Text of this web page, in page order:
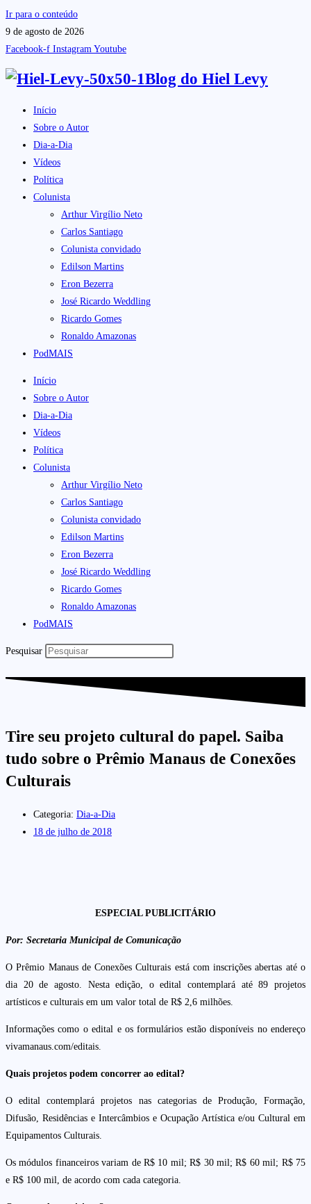
Ir para o conteúdo
9 de agosto de 2026
Facebook-f Instagram Youtube
Blog do Hiel Levy
Início
Sobre o Autor
Dia-a-Dia
Vídeos
Política
Colunista
Arthur Virgílio Neto
Carlos Santiago
Colunista convidado
Edilson Martins
Eron Bezerra
José Ricardo Weddling
Ricardo Gomes
Ronaldo Amazonas
PodMAIS
Início
Sobre o Autor
Dia-a-Dia
Vídeos
Política
Colunista
Arthur Virgílio Neto
Carlos Santiago
Colunista convidado
Edilson Martins
Eron Bezerra
José Ricardo Weddling
Ricardo Gomes
Ronaldo Amazonas
PodMAIS
Pesquisar
Tire seu projeto cultural do papel. Saiba
tudo sobre o Prêmio Manaus de Conexões
Culturais
Categoria: Dia-a-Dia
18 de julho de 2018
ESPECIAL PUBLICITÁRIO
Por: Secretaria Municipal de Comunicação
O Prêmio Manaus de Conexões Culturais está com inscrições abertas até o
dia 20 de agosto. Nesta edição, o edital contemplará até 89 projetos
artísticos e culturais em um valor total de R$ 2,6 milhões.
Informações como o edital e os formulários estão disponíveis no endereço
vivamanaus.com/editais.
Quais projetos podem concorrer ao edital?
O edital contemplará projetos nas categorias de Produção, Formação,
Difusão, Residências e Intercâmbios e Ocupação Artística e/ou Cultural em
Equipamentos Culturais.
Os módulos financeiros variam de R$ 10 mil; R$ 30 mil; R$ 60 mil; R$ 75
e R$ 100 mil, de acordo com cada categoria.